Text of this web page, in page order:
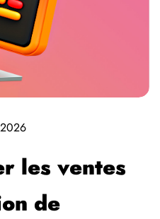
les ventes
de